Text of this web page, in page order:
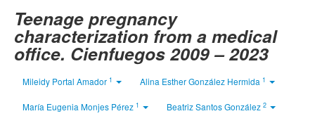
Teenage pregnancy
characterization from a medical
office. Cienfuegos 2009 – 2023
Mileidy Portal Amador 1 Alina Esther González Hermida 1
María Eugenia Monjes Pérez 1 Beatriz Santos González 2